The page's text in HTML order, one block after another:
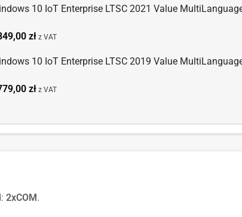
10 IoT Enterprise LTSC 2021 Value
zł z VAT
10 IoT Enterprise LTSC 2019 Value
zł z VAT
2xCOM.